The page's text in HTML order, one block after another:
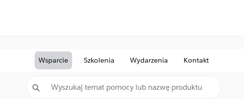
Wsparcie Szkolenia Wydarzenia Kontakt